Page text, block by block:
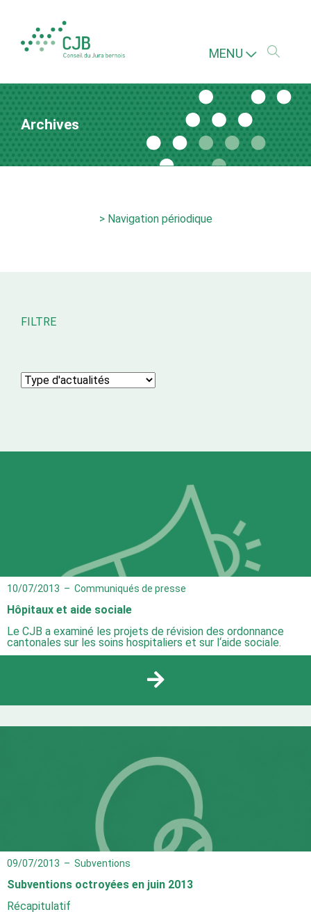
MENU
Archives
> Navigation périodique
FILTRE
10/07/2013 – Communiqués de presse
Hôpitaux et aide sociale
Le CJB a examiné les projets de révision des ordonnance
cantonales sur les soins hospitaliers et sur l‘aide sociale.
09/07/2013 – Subventions
Subventions octroyées en juin 2013
Récapitulatif